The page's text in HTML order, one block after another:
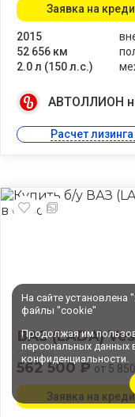
На сайте установлена
файлы "cookie"
Продолжая им
персональных данных
конфиденциальности.
2015
52 656 км
2.0 л (150 л.с.)
Заявка на
АВТОЛЛИОН
Расчет лизинга
ВАЗ (LADA)
Самара
562 500 ₽ от 5
Заявка на